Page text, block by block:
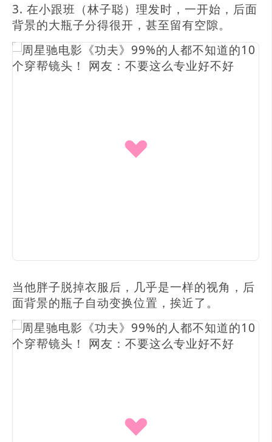
3. 在小跟班（林子聪）理发时，一开始，后面
背景的大瓶子分得很开，甚至留有空隙。
当他胖子脱掉衣服后，几乎是一样的视角，后
面背景的瓶子自动变换位置，挨近了。